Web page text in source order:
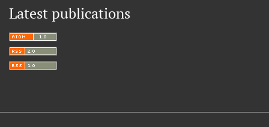
Latest publications